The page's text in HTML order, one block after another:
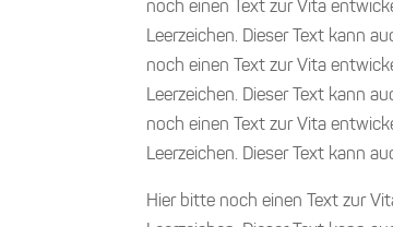
noch einen Text zur Vita
Leerzeichen. Dieser Text kann
noch einen Text zur Vita
Leerzeichen. Dieser Text kann
noch einen Text zur Vita
Leerzeichen. Dieser Text kann
Hier bitte noch einen Text zur